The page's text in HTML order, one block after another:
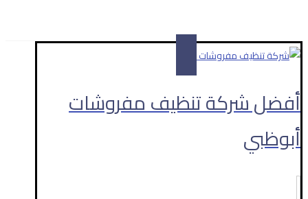
أفضل شركة تنظيف مفروشات
أبوظبي